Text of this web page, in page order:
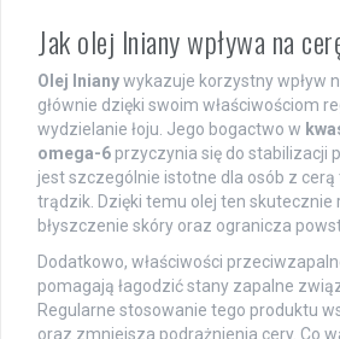
Jak olej lniany wpływa na
Olej lnianywykazuje korzystny wpływ
głównie dzięki swoim właściwościom
wydzielanie łoju. Jego bogactwo w
omega-6 przyczynia się do stabilizacji
jest szczególnie istotne dla osób z cerą
trądzik. Dzięki temu olej ten skutecznie
błyszczenie skóry oraz ogranicza
Dodatkowo, właściwości
pomagają łagodzić stany zapalne
Regularne stosowanie tego produktu
oraz zmniejsza podrażnienia cery. Co